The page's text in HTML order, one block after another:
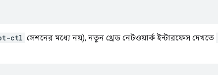
ctl সেশনের মধ্যে নয়), নতুন থ্রেড নেটওয়ার্ক ইন্টারফেস দেখতে